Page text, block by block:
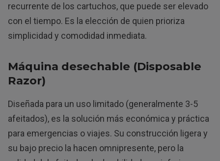
recurrente de los cartuchos, que puede ser elevado
con el tiempo. Es la elección de quien prioriza
simplicidad y comodidad inmediata.
Máquina desechable (Disposable
Razor)
Diseñada para un uso limitado (generalmente 3-5
afeitados), es la solución más económica y práctica
para emergencias o viajes. Su construcción ligera y
su bajo precio la hacen omnipresente, pero la